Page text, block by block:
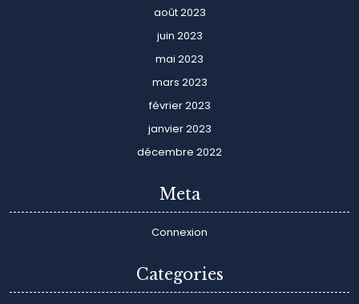
août 2023
juin 2023
mai 2023
mars 2023
février 2023
janvier 2023
décembre 2022
Meta
Connexion
Categories